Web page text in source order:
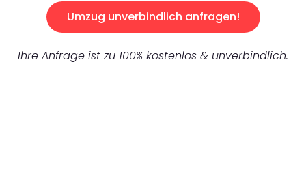
Umzug unverbindlich anfragen!
Ihre Anfrage ist zu 100% kostenlos & unverbindlich.